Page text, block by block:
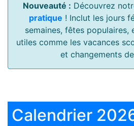
Nouveauté : Découvrez
pratique ! Inclut les jours
semaines, fêtes populaires,
utiles comme les vacances
et changements
Calendrier